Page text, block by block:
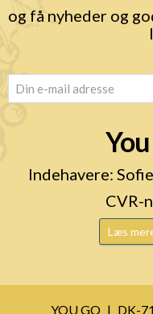
og få nyheder og
Indehavere:
CVR-
Læs
YOU GO DK-